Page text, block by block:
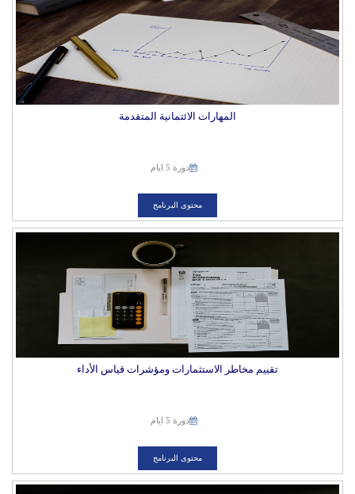
المهارات الائتمانية المتقدمة
دورة 5 ايام
محتوى البرنامج
تقييم مخاطر الاستثمارات ومؤشرات قياس الأداء
دورة 5 ايام
محتوى البرنامج